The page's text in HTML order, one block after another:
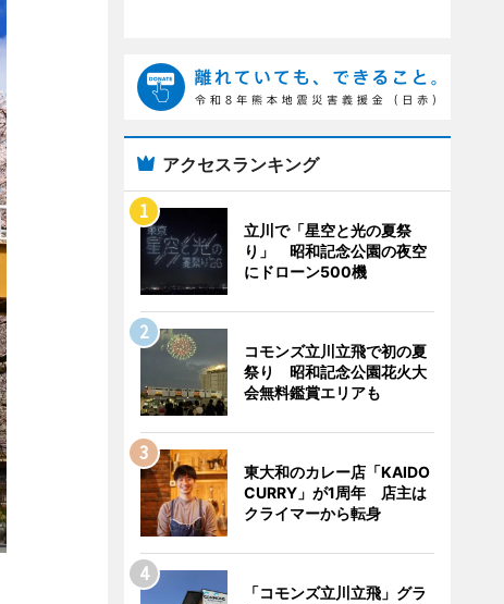
アクセスランキング
立川で「星空と光の夏祭
り」 昭和記念公園の夜空
にドローン500機
コモンズ立川立飛で初の夏
祭り 昭和記念公園花火大
会無料鑑賞エリアも
東大和のカレー店「KAIDO
CURRY」が1周年 店主は
クライマーから転身
「コモンズ立川立飛」グラ